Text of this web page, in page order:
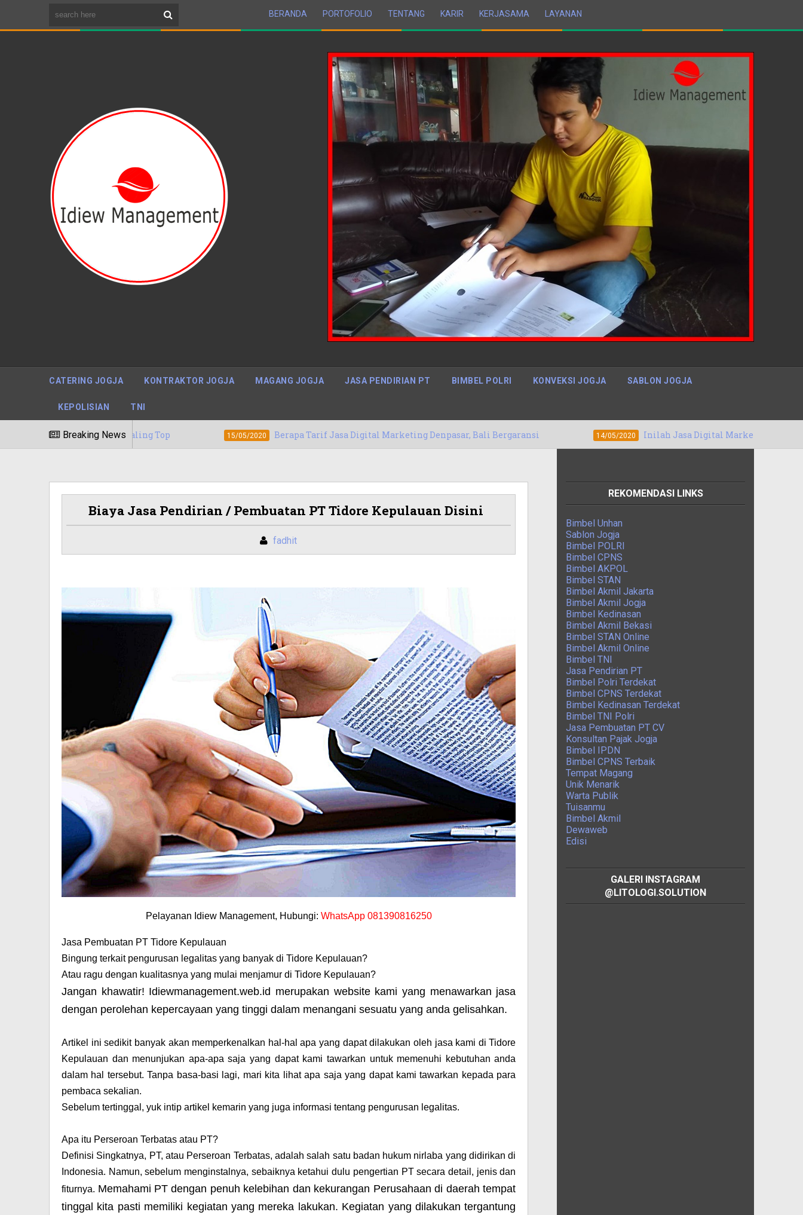
BERANDA PORTOFOLIO TENTANG KARIR KERJASAMA LAYANAN
CATERING JOGJA KONTRAKTOR JOGJA MAGANG JOGJA JASA PENDIRIAN PT BIMBEL POLRI KONVEKSI JOGJA SABLON JOGJA
KEPOLISIAN TNI
Breaking News
Paling Top 15/05/2020 Berapa Tarif Jasa Digital Marketing Denpasar, Bali Bergaransi 14/05/2020 Inilah Jasa Digital Marketing Sofifi, Maluku Utara
Biaya Jasa Pendirian / Pembuatan PT Tidore Kepulauan Disini
fadhit
Pelayanan Idiew Management, Hubungi: WhatsApp 081390816250
Jasa Pembuatan PT Tidore Kepulauan
Bingung terkait pengurusan legalitas yang banyak di Tidore Kepulauan?
Atau ragu dengan kualitasnya yang mulai menjamur di Tidore Kepulauan?
Jangan khawatir! Idiewmanagement.web.id merupakan website kami yang menawarkan jasa
dengan perolehan kepercayaan yang tinggi dalam menangani sesuatu yang anda gelisahkan.
Artikel ini sedikit banyak akan memperkenalkan hal-hal apa yang dapat dilakukan oleh jasa kami di Tidore
Kepulauan dan menunjukan apa-apa saja yang dapat kami tawarkan untuk memenuhi kebutuhan anda
dalam hal tersebut. Tanpa basa-basi lagi, mari kita lihat apa saja yang dapat kami tawarkan kepada para
pembaca sekalian.
Sebelum tertinggal, yuk intip artikel kemarin yang juga informasi tentang pengurusan legalitas.
Apa itu Perseroan Terbatas atau PT?
Definisi Singkatnya, PT, atau Perseroan Terbatas, adalah salah satu badan hukum nirlaba yang didirikan di
Indonesia. Namun, sebelum menginstalnya, sebaiknya ketahui dulu pengertian PT secara detail, jenis dan
fiturnya. Memahami PT dengan penuh kelebihan dan kekurangan Perusahaan di daerah tempat
tinggal kita pasti memiliki kegiatan yang mereka lakukan. Kegiatan yang dilakukan tergantung
REKOMENDASI LINKS
Bimbel Unhan
Sablon Jogja
Bimbel POLRI
Bimbel CPNS
Bimbel AKPOL
Bimbel STAN
Bimbel Akmil Jakarta
Bimbel Akmil Jogja
Bimbel Kedinasan
Bimbel Akmil Bekasi
Bimbel STAN Online
Bimbel Akmil Online
Bimbel TNI
Jasa Pendirian PT
Bimbel Polri Terdekat
Bimbel CPNS Terdekat
Bimbel Kedinasan Terdekat
Bimbel TNI Polri
Jasa Pembuatan PT CV
Konsultan Pajak Jogja
Bimbel IPDN
Bimbel CPNS Terbaik
Tempat Magang
Unik Menarik
Warta Publik
Tuisanmu
Bimbel Akmil
Dewaweb
Edisi
GALERI INSTAGRAM
@LITOLOGI.SOLUTION